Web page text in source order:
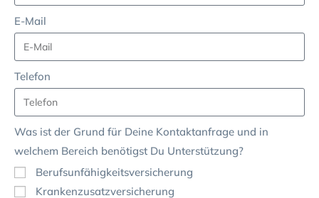
E-Mail
Telefon
Was ist der Grund für Deine Kontaktanfrage und in
welchem Bereich benötigst Du Unterstützung?
Berufsunfähigkeitsversicherung
Krankenzusatzversicherung